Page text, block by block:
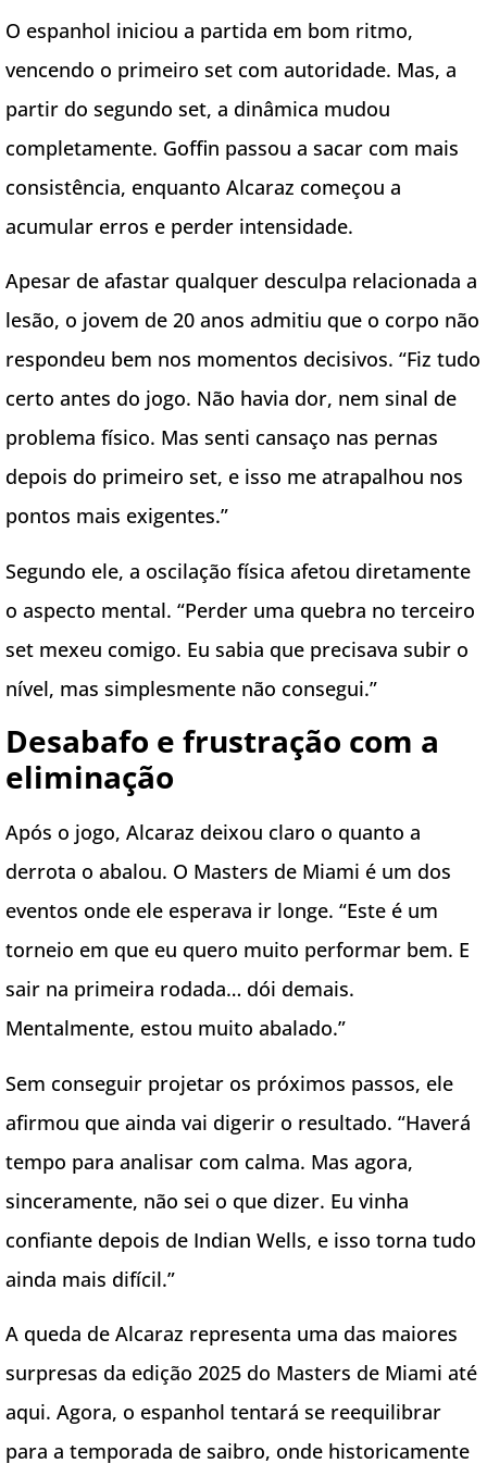
O espanhol iniciou a partida em bom ritmo,
vencendo o primeiro set com autoridade. Mas, a
partir do segundo set, a dinâmica mudou
completamente. Goffin passou a sacar com mais
consistência, enquanto Alcaraz começou a
acumular erros e perder intensidade.
Apesar de afastar qualquer desculpa relacionada a
lesão, o jovem de 20 anos admitiu que o corpo não
respondeu bem nos momentos decisivos. “Fiz tudo
certo antes do jogo. Não havia dor, nem sinal de
problema físico. Mas senti cansaço nas pernas
depois do primeiro set, e isso me atrapalhou nos
pontos mais exigentes.”
Segundo ele, a oscilação física afetou diretamente
o aspecto mental. “Perder uma quebra no terceiro
set mexeu comigo. Eu sabia que precisava subir o
nível, mas simplesmente não consegui.”
Desabafo e frustração com a
eliminação
Após o jogo, Alcaraz deixou claro o quanto a
derrota o abalou. O Masters de Miami é um dos
eventos onde ele esperava ir longe. “Este é um
torneio em que eu quero muito performar bem. E
sair na primeira rodada… dói demais.
Mentalmente, estou muito abalado.”
Sem conseguir projetar os próximos passos, ele
afirmou que ainda vai digerir o resultado. “Haverá
tempo para analisar com calma. Mas agora,
sinceramente, não sei o que dizer. Eu vinha
confiante depois de Indian Wells, e isso torna tudo
ainda mais difícil.”
A queda de Alcaraz representa uma das maiores
surpresas da edição 2025 do Masters de Miami até
aqui. Agora, o espanhol tentará se reequilibrar
para a temporada de saibro, onde historicamente